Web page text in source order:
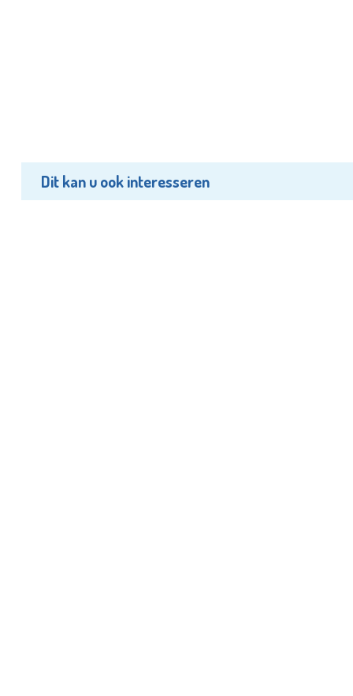
Dit kan u ook interesseren